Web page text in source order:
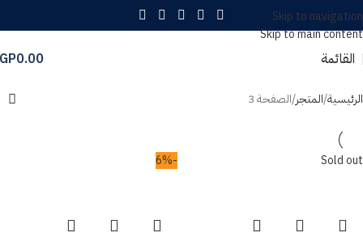
Skip to navigation
Skip to main content
القائمة 0.00
الرئيسية المتجر الصفحة 3
Sold out
-6%